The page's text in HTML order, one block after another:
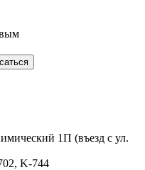
1П (въезд с ул.
K-744